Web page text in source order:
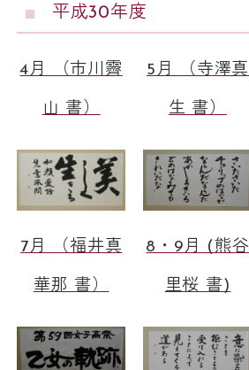
平成30年度
4月 （市川霽
山 書）
5月 （寺澤真
生 書）
7月 （福井真
華那 書）
8・9月 (熊谷
里桜 書)